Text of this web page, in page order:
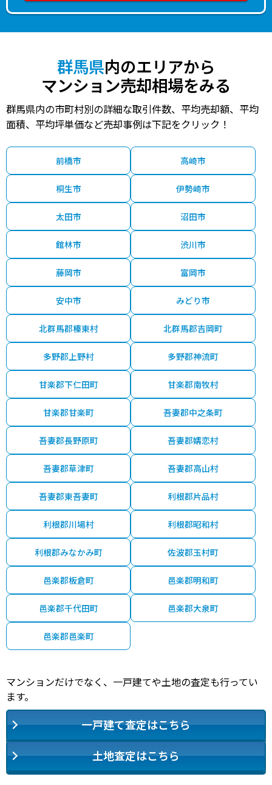
群馬県内のエリアから
マンション売却相場をみる
群馬県内の市町村別の詳細な取引件数、平均売却額、平均
面積、平均坪単価など売却事例は下記をクリック！
前橋市 高崎市
桐生市 伊勢崎市
太田市 沼田市
館林市 渋川市
藤岡市 富岡市
安中市 みどり市
北群馬郡榛東村 北群馬郡吉岡町
多野郡上野村 多野郡神流町
甘楽郡下仁田町 甘楽郡南牧村
甘楽郡甘楽町 吾妻郡中之条町
吾妻郡長野原町 吾妻郡嬬恋村
吾妻郡草津町 吾妻郡高山村
吾妻郡東吾妻町 利根郡片品村
利根郡川場村 利根郡昭和村
利根郡みなかみ町 佐波郡玉村町
邑楽郡板倉町 邑楽郡明和町
邑楽郡千代田町 邑楽郡大泉町
邑楽郡邑楽町
マンションだけでなく、一戸建てや土地の査定も行ってい
ます。
一戸建て査定はこちら
土地査定はこちら